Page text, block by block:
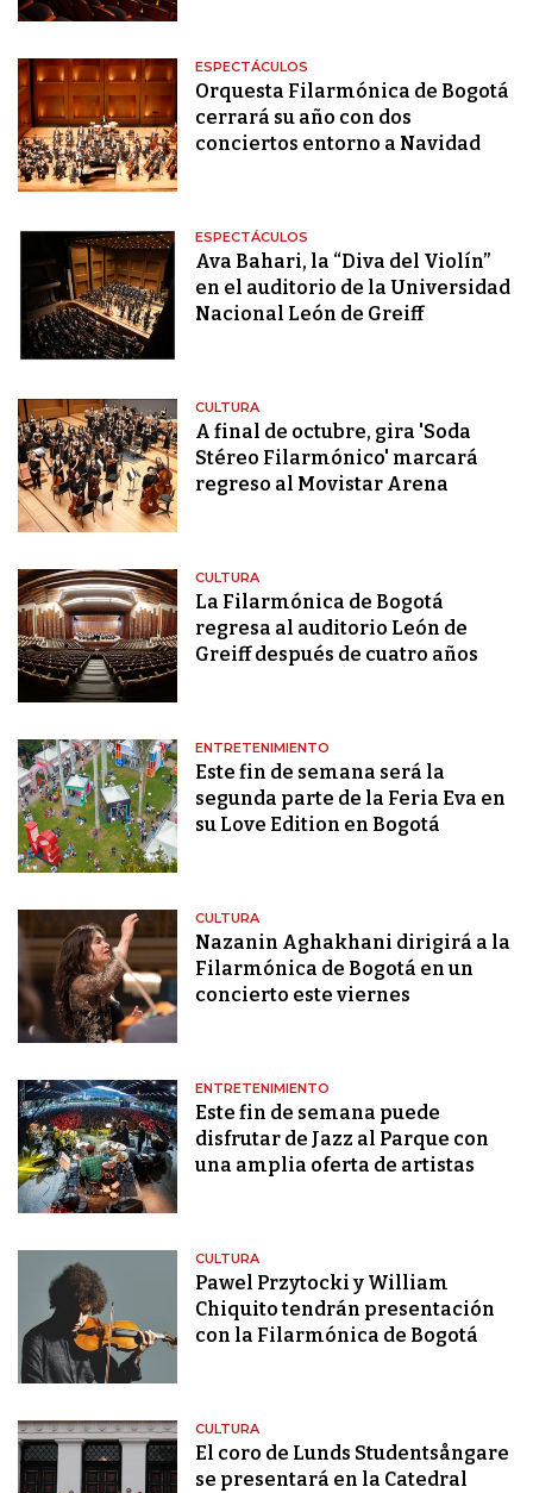
ESPECTÁCULOS
Orquesta Filarmónica de Bogotá
cerrará su año con dos
conciertos entorno a Navidad
ESPECTÁCULOS
Ava Bahari, la “Diva del Violín”
en el auditorio de la Universidad
Nacional León de Greiff
CULTURA
A final de octubre, gira 'Soda
Stéreo Filarmónico' marcará
regreso al Movistar Arena
CULTURA
La Filarmónica de Bogotá
regresa al auditorio León de
Greiff después de cuatro años
ENTRETENIMIENTO
Este fin de semana será la
segunda parte de la Feria Eva en
su Love Edition en Bogotá
CULTURA
Nazanin Aghakhani dirigirá a la
Filarmónica de Bogotá en un
concierto este viernes
ENTRETENIMIENTO
Este fin de semana puede
disfrutar de Jazz al Parque con
una amplia oferta de artistas
CULTURA
Pawel Przytocki y William
Chiquito tendrán presentación
con la Filarmónica de Bogotá
CULTURA
El coro de Lunds Studentsångare
se presentará en la Catedral